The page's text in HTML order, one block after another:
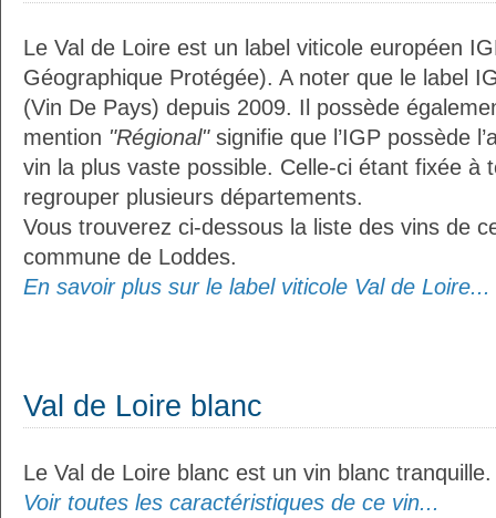
Le Val de Loire est un label viticole européen
Géographique Protégée). A noter que le label
(Vin De Pays) depuis 2009. Il possède
mention "Régional"signifie que l’IGP possède
vin la plus vaste possible. Celle-ci étant fixée à
regrouper plusieurs départements.
Vous trouverez ci-dessous la liste des vins de
commune de Loddes.
En savoir plus sur le label viticole Val de Loire...
Val de Loire blanc
Le Val de Loire blanc est un vin blanc tranquille.
Voir toutes les caractéristiques de ce vin...